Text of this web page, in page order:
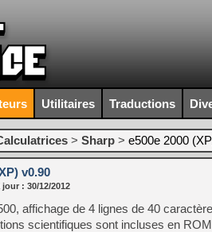
Utilitaires Traductions
> Sharp > e500e 2000
v0.90
jour : 30/12/2012
affichage de 4 lignes de 40
scientifiques sont incluses en